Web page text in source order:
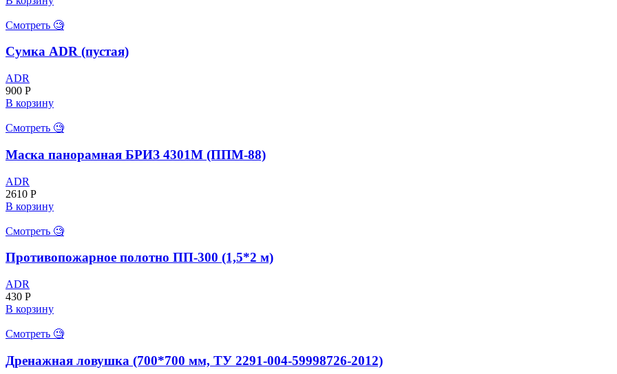
Смотреть 🧐
Сумка ADR (пустая)
ADR
900 Р
В корзину
Смотреть 🧐
Маска панорамная БРИЗ 4301М (ППМ-88)
ADR
2610 Р
В корзину
Смотреть 🧐
Противопожарное полотно ПП-300 (1,5*2 м)
ADR
430 Р
В корзину
Смотреть 🧐
Дренажная ловушка (700*700 мм, ТУ 2291-004-59998726-2012)